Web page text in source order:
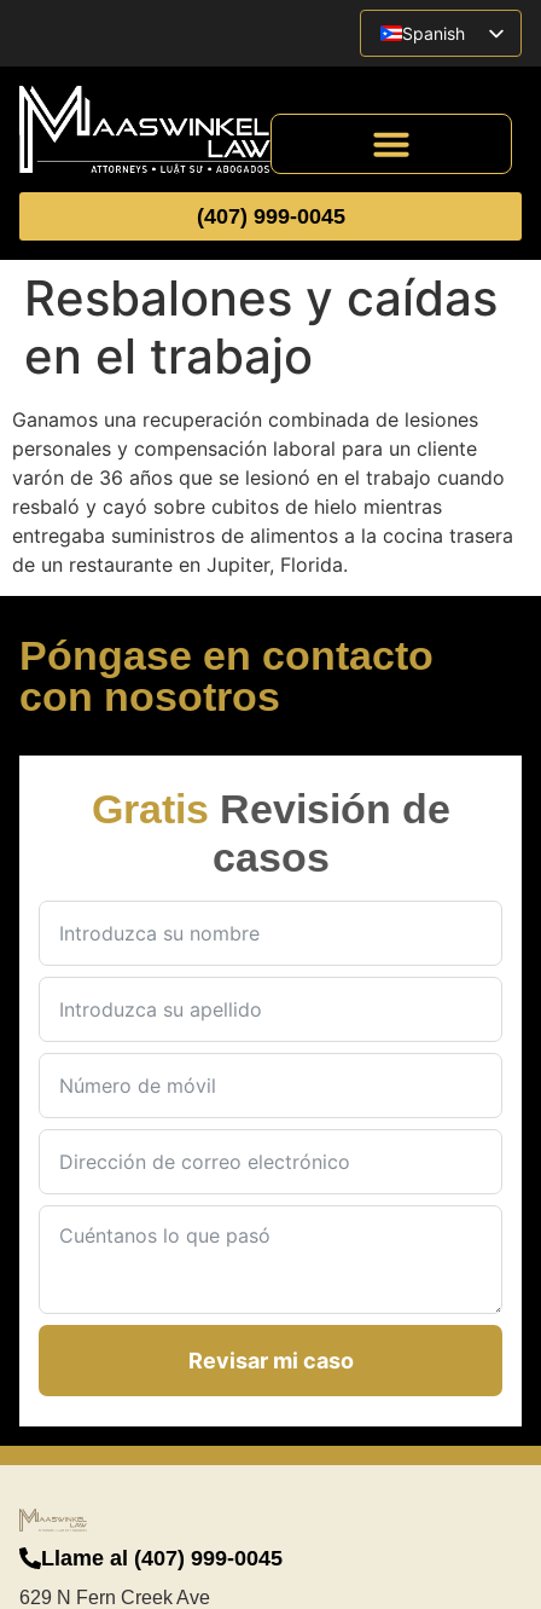
Spanish
English
Vietnamese
(407) 999-0045
Resbalones y caídas
en el trabajo
Ganamos una recuperación combinada de lesiones
personales y compensación laboral para un cliente
varón de 36 años que se lesionó en el trabajo cuando
resbaló y cayó sobre cubitos de hielo mientras
entregaba suministros de alimentos a la cocina trasera
de un restaurante en Jupiter, Florida.
Póngase en contacto
con nosotros
Gratis Revisión de
casos
Revisar mi caso
Llame al (407) 999-0045
629 N Fern Creek Ave